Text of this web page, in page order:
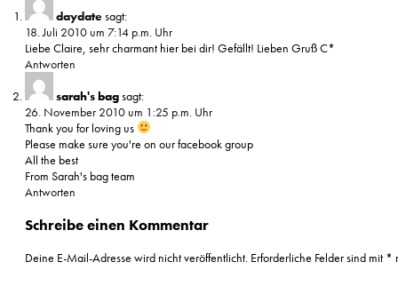
daydate sagt:
18. Juli 2010 um 7:14 p.m. Uhr
Liebe Claire, sehr charmant hier bei dir! Gefällt! Lieben Gruß C*
Antworten
sarah's bag sagt:
26. November 2010 um 1:25 p.m. Uhr
Thank you for loving us
Please make sure you're on our facebook group
All the best
From Sarah's bag team
Antworten
Schreibe einen Kommentar
Deine E-Mail-Adresse wird nicht veröffentlicht. Erforderliche Felder sind mit *